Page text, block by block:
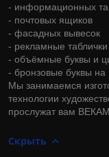
- информационных
- почтовых ящиков
- фасадных вывесок
- рекламные таблички
- объёмные буквы и
- бронзовые буквы на
Мы занимаемся
технологии
прослужат вам
Скрыть